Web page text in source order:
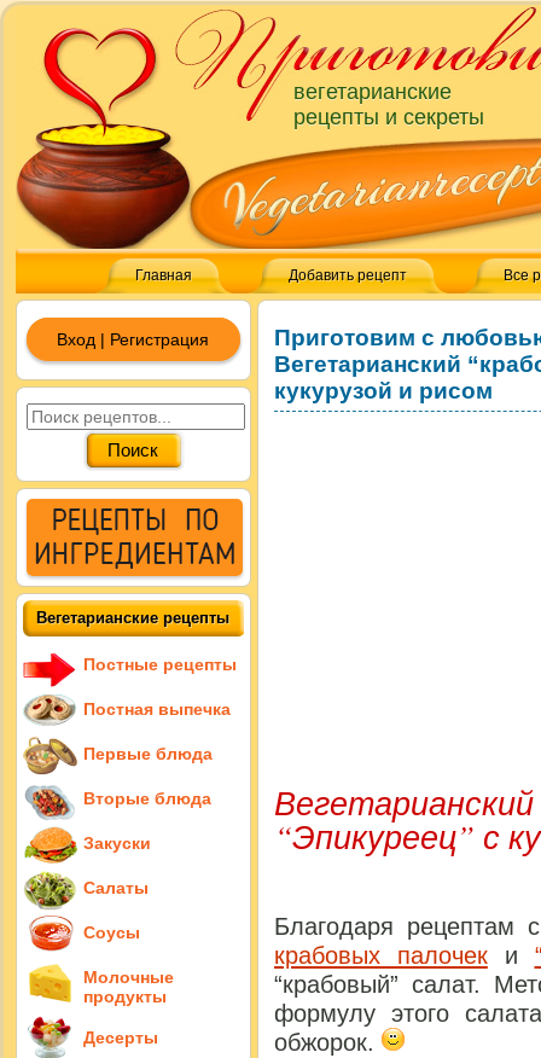
вегетарианские
рецепты и секреты
Главная Добавить рецепт Все
Приготовим с
Вегетарианский
кукурузой и рисом
“Эпикуреец” с
Благодаря рецептам
крабовых палочеки
“крабовый” салат.
формулу этого
обжорок.
Вход | Регистрация
Вегетарианские рецепты
Постные рецепты
Постная выпечка
Первые блюда
Вторые блюда
Закуски
Салаты
Соусы
Молочные
продукты
Десерты